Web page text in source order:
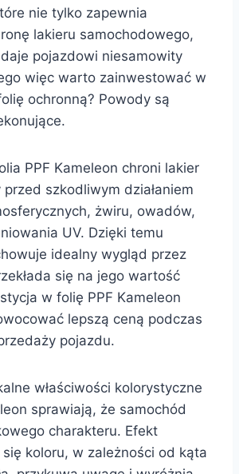
nie tylko zapewnia
lakieru samochodowego,
pojazdowi niesamowity
więc warto zainwestować w
ochronną? Powody są
PPF Kameleon chroni lakier
szkodliwym działaniem
żwiru, owadów,
UV. Dzięki temu
idealny wygląd przez
się na jego wartość
w folię PPF Kameleon
lepszą ceną podczas
pojazdu.
właściwości kolorystyczne
sprawiają, że samochód
charakteru. Efekt
koloru, w zależności od kąta